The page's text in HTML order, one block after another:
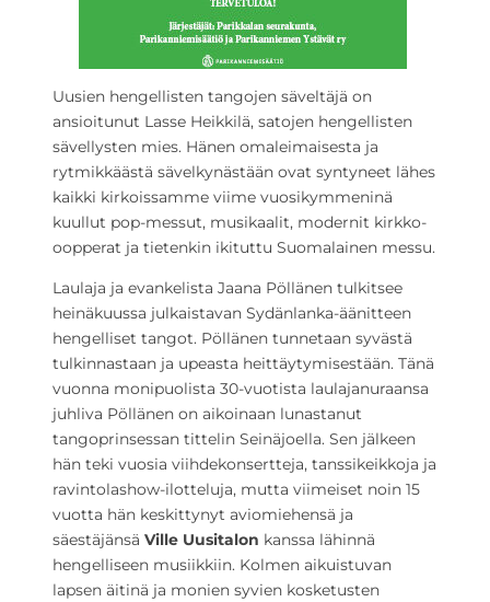
Uusien hengellisten tangojen säveltäjä on
ansioitunut Lasse Heikkilä, satojen hengellisten
sävellysten mies. Hänen omaleimaisesta ja
rytmikkäästä sävelkynästään ovat syntyneet lähes
kaikki kirkoissamme viime vuosikymmeninä
kuullut pop-messut, musikaalit, modernit kirkko-
oopperat ja tietenkin ikituttu Suomalainen messu.
Laulaja ja evankelista Jaana Pöllänen tulkitsee
heinäkuussa julkaistavan Sydänlanka-äänitteen
hengelliset tangot. Pöllänen tunnetaan syvästä
tulkinnastaan ja upeasta heittäytymisestään. Tänä
vuonna monipuolista 30-vuotista laulajanuraansa
juhliva Pöllänen on aikoinaan lunastanut
tangoprinsessan tittelin Seinäjoella. Sen jälkeen
hän teki vuosia viihdekonsertteja, tanssikeikkoja ja
ravintolashow-ilotteluja, mutta viimeiset noin 15
vuotta hän keskittynyt aviomiehensä ja
säestäjänsä Ville Uusitalon kanssa lähinnä
hengelliseen musiikkiin. Kolmen aikuistuvan
lapsen äitinä ja monien syvien kosketusten